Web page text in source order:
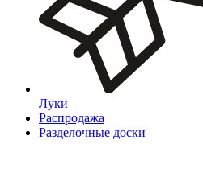
Луки
Распродажа
Разделочные доски